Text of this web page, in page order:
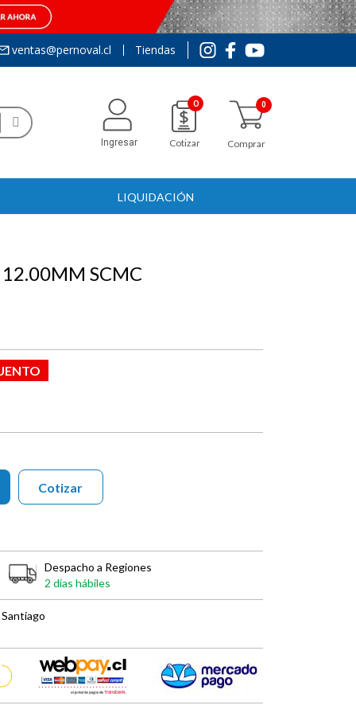
ventas@pernoval.cl Tiendas
Ingresar
0
Cotizar Comprar
LIQUIDACIÓN
SCMC
Cotizar
Despacho a Regiones
2 días hábiles